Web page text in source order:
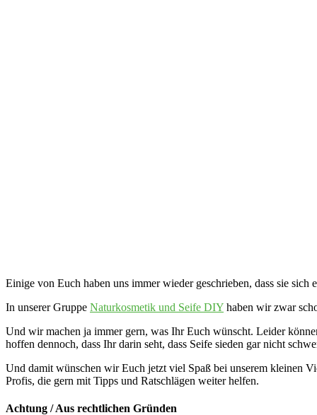
Einige von Euch haben uns immer wieder geschrieben, dass sie sich
In unserer Gruppe Naturkosmetik und Seife DIY haben wir zwar
Und wir machen ja immer gern, was Ihr Euch wünscht. Leider
hoffen dennoch, dass Ihr darin seht, dass Seife sieden gar nicht
Und damit wünschen wir Euch jetzt viel Spaß bei unserem kleinen
Profis, die gern mit Tipps und Ratschlägen weiter helfen.
Achtung / Aus rechtlichen Gründen